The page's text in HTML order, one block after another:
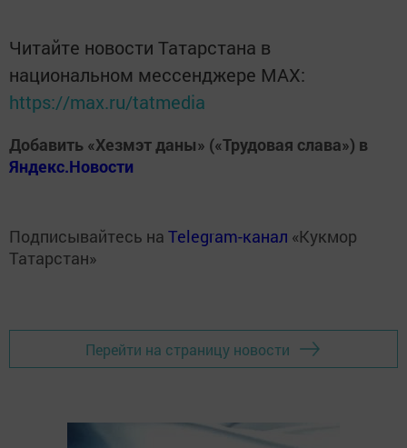
Читайте новости Татарстана в
национальном мессенджере MАХ:
https://max.ru/tatmedia
Добавить «Хезмэт даны» («Трудовая слава») в
Яндекс.Новости
Подписывайтесь на Telegram-канал «Кукмор
Татарстан»
Перейти на страницу новости